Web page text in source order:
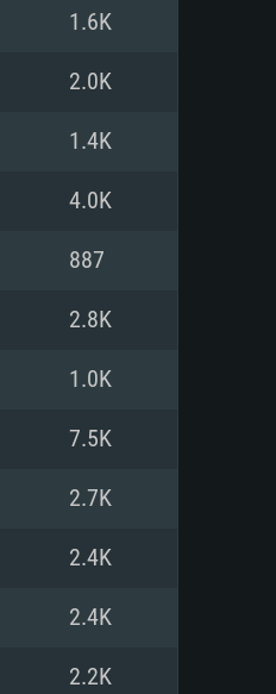
ou plus et
RX
débit
avec
débit
derniers
AMD
de
1.6K
2.0K
1.4K
4.0K
887
2.8K
1.0K
7.5K
2.7K
2.4K
2.4K
2.2K